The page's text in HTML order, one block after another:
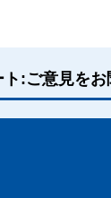
ト:ご意見を